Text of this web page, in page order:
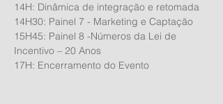
14H: Dinâmica de integração e retomada
14H30: Painel 7 - Marketing e Captação
15H45: Painel 8 -Números da Lei de
Incentivo – 20 Anos
17H: Encerramento do Evento